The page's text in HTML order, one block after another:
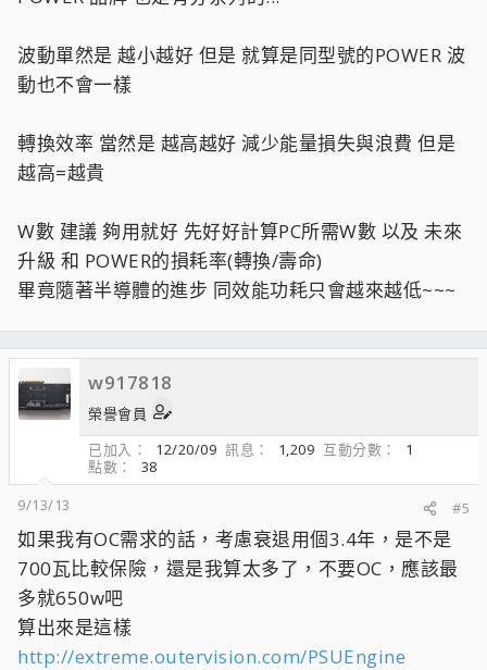
波動單然是 越小越好 但是 就算是同型號的POWER 波
動也不會一樣
轉換效率 當然是 越高越好 減少能量損失與浪費 但是
越高=越貴
W數 建議 夠用就好 先好好計算PC所需W數 以及 未來
升級 和 POWER的損耗率(轉換/壽命)
畢竟隨著半導體的進步 同效能功耗只會越來越低~~~
w917818
榮譽會員
已加入
12/20/09 訊息 1,209 互動分數
1
點數
38
9/13/13
#5
如果我有OC需求的話，考慮衰退用個3.4年，是不是
700瓦比較保險，還是我算太多了，不要OC，應該最
多就650w吧
算出來是這樣
http://extreme.outervision.com/PSUEngine